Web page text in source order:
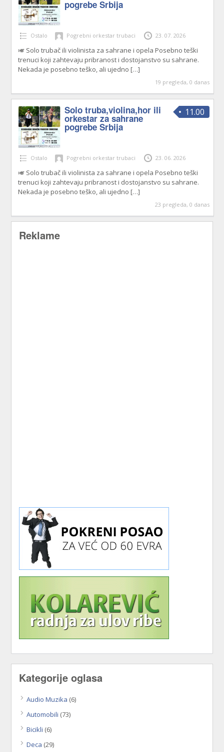
pogrebe Srbija
Ostalo Pogrebni orkestar trubaci 23. 07. 2026
🎺 Solo trubač ili violinista za sahrane i opela Posebno teški
trenuci koji zahtevaju pribranost i dostojanstvo su sahrane.
Nekada je posebno teško, ali ujedno […]
19 pregleda, 0 danas
11.00
Solo truba,violina,hor ili
orkestar za sahrane
pogrebe Srbija
Ostalo Pogrebni orkestar trubaci 23. 06. 2026
🎺 Solo trubač ili violinista za sahrane i opela Posebno teški
trenuci koji zahtevaju pribranost i dostojanstvo su sahrane.
Nekada je posebno teško, ali ujedno […]
23 pregleda, 0 danas
Reklame
Kategorije oglasa
Audio Muzika (6)
Automobili (73)
Bicikli (6)
Deca (29)